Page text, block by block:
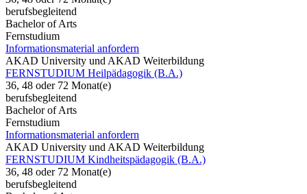
berufsbegleitend
Bachelor of Arts
Fernstudium
Informationsmaterial anfordern
AKAD University und AKAD Weiterbildung
FERNSTUDIUM Heilpädagogik (B.A.)
36, 48 oder 72 Monat(e)
berufsbegleitend
Bachelor of Arts
Fernstudium
Informationsmaterial anfordern
AKAD University und AKAD Weiterbildung
FERNSTUDIUM Kindheitspädagogik (B.A.)
36, 48 oder 72 Monat(e)
berufsbegleitend